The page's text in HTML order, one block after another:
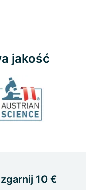
jakość
10 €